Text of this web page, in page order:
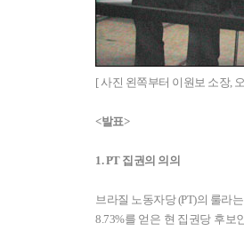
[ 사진 왼쪽부터 이원보 소장,
<발표>
1. PT 집권의 의의
브라질 노동자당 (PT)의 룰라
8.73%를 얻은 현 집권당 후보